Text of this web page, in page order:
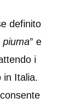
definito
piuma” e
i
in Italia.